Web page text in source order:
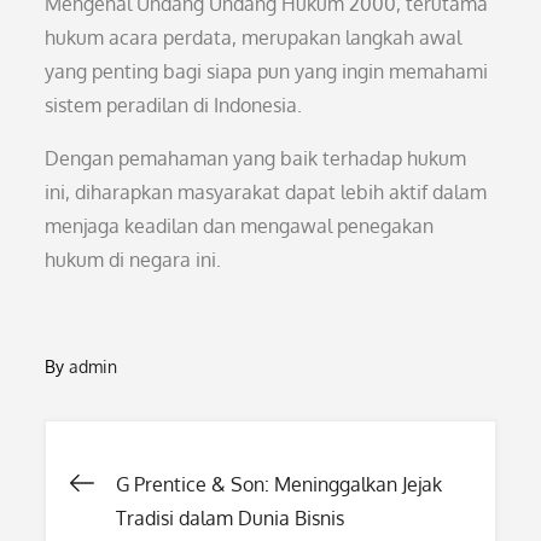
hukum acara perdata, merupakan langkah awal
yang penting bagi siapa pun yang ingin memahami
sistem peradilan di Indonesia.
Dengan pemahaman yang baik terhadap hukum
ini, diharapkan masyarakat dapat lebih aktif dalam
menjaga keadilan dan mengawal penegakan
hukum di negara ini.
Byadmin
Post
G Prentice & Son: Meninggalkan Jejak
Tradisi dalam Dunia Bisnis